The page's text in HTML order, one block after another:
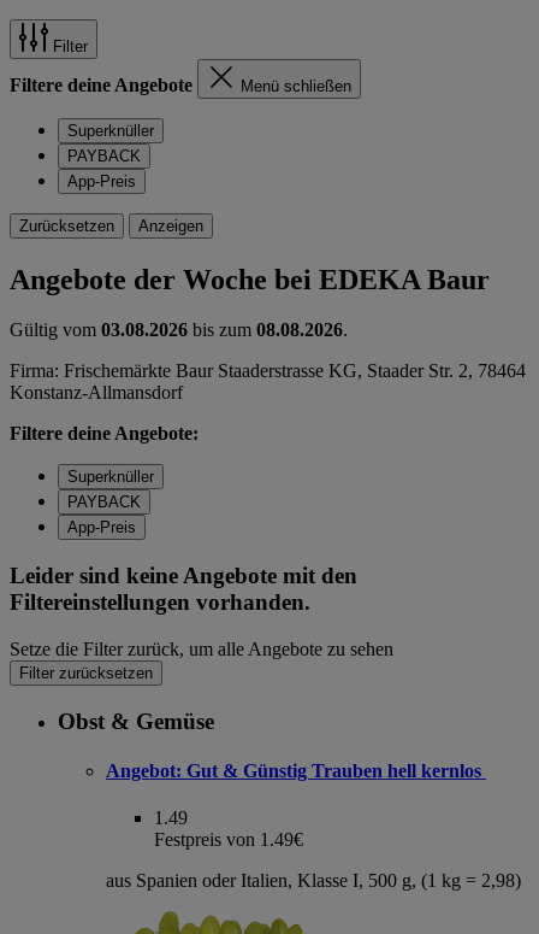
Filter
Filtere deine Angebote Menü schließen
Superknüller
PAYBACK
App-Preis
Zurücksetzen Anzeigen
Angebote der Woche bei EDEKA Baur
Gültig vom 03.08.2026 bis zum 08.08.2026.
Firma: Frischemärkte Baur Staaderstrasse KG, Staader Str. 2, 78464
Konstanz-Allmansdorf
Filtere deine Angebote:
Superknüller
PAYBACK
App-Preis
Leider sind keine Angebote mit den
Filtereinstellungen vorhanden.
Setze die Filter zurück, um alle Angebote zu sehen
Filter zurücksetzen
Obst & Gemüse
Angebot: Gut & Günstig Trauben hell kernlos
1.49
Festpreis von 1.49€
aus Spanien oder Italien, Klasse I, 500 g, (1 kg = 2,98)